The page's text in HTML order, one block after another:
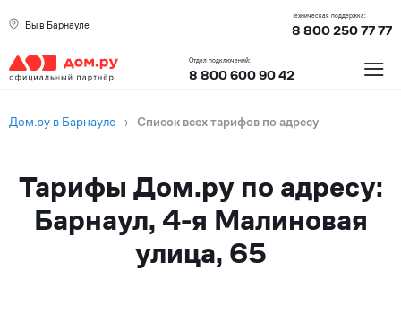
Вы в Барнауле
Техническая поддержка:
8 800 250 77 77
Отдел подключений:
8 800 600 90 42 ≡
Дом.ру в Барнауле › Список всех тарифов по адресу
Тарифы Дом.ру по адресу:
Барнаул, 4-я Малиновая
улица, 65